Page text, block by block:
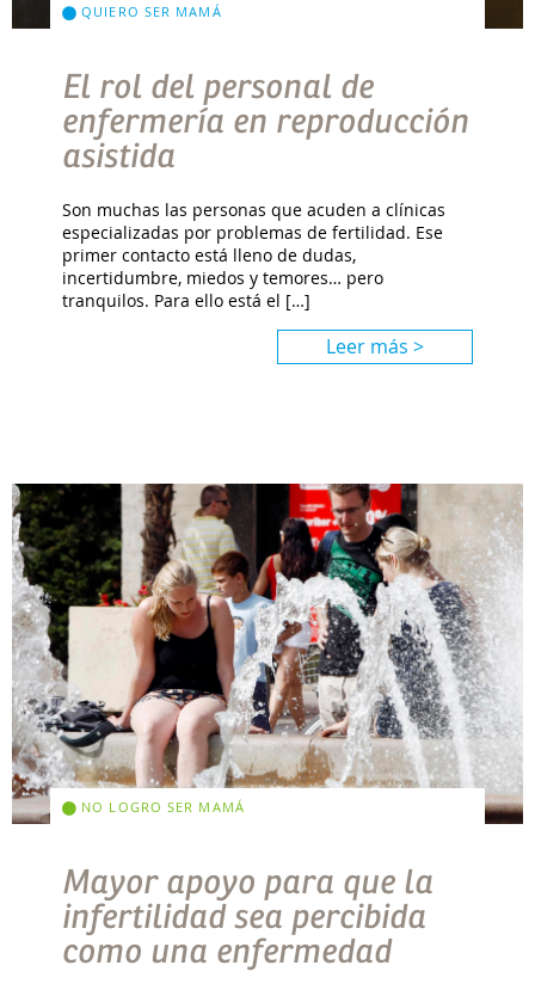
QUIERO SER MAMÁ
El rol del personal de
enfermería en reproducción
asistida
Son muchas las personas que acuden a clínicas
especializadas por problemas de fertilidad. Ese
primer contacto está lleno de dudas,
incertidumbre, miedos y temores… pero
tranquilos. Para ello está el […]
Leer más >
NO LOGRO SER MAMÁ
Mayor apoyo para que la
infertilidad sea percibida
como una enfermedad